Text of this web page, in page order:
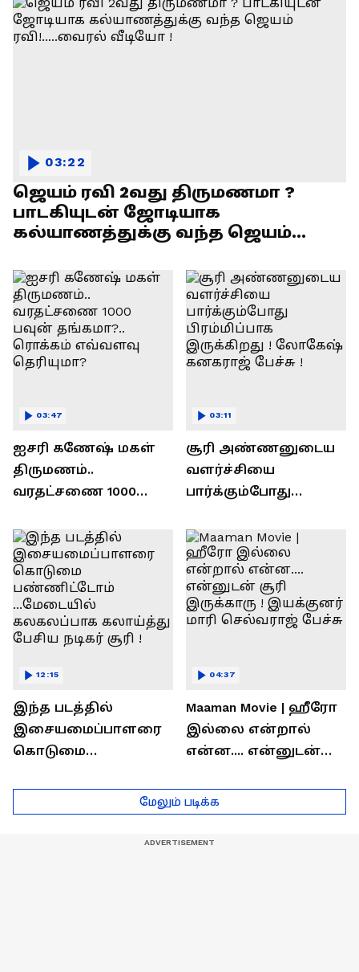
ஜெயம் ரவி 2வது திருமணமா ?
பாடகியுடன் ஜோடியாக
கல்யாணத்துக்கு வந்த ஜெயம்
03:22
ஐசரி கணேஷ் மகள்
திருமணம்..
வரதட்சணை 1000
ரொக்கம் எவ்வளவு
தெரியுமா?
03:47
சூரி அண்ணனுடைய
வளர்ச்சியை
பார்க்கும்போது
இருக்கிறது !
லோகேஷ் கனகராஜ்
பேச்சு !
03:11
இந்த படத்தில்
இசையமைப்பாளரை
கொடுமை
...மேடையில்
கலகலப்பாக
12:15
Maaman Movie | ஹீரோ
இல்லை என்றால்
என்ன.... என்னுடன்
இயக்குனர் மாரி
செல்வராஜ் பேச்சு
04:37
மேலும் படிக்க